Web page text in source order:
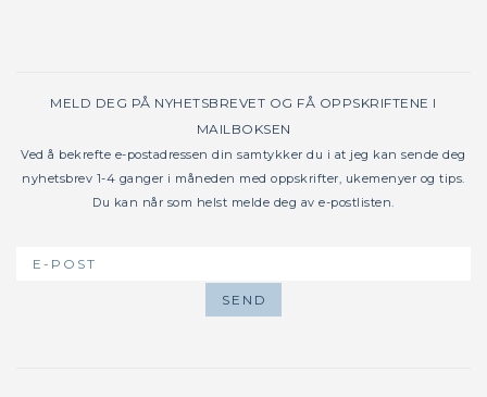
MELD DEG PÅ NYHETSBREVET OG FÅ OPPSKRIFTENE I
MAILBOKSEN
Ved å bekrefte e-postadressen din samtykker du i at jeg kan sende deg
nyhetsbrev 1-4 ganger i måneden med oppskrifter, ukemenyer og tips.
Du kan når som helst melde deg av e-postlisten.